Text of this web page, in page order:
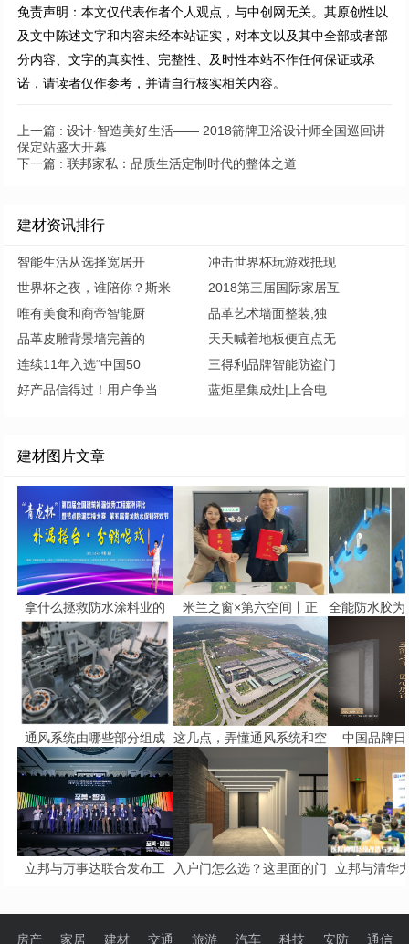
免责声明：本文仅代表作者个人观点，与中创网无关。其原创性以
及文中陈述文字和内容未经本站证实，对本文以及其中全部或者部
分内容、文字的真实性、完整性、及时性本站不作任何保证或承
诺，请读者仅作参考，并请自行核实相关内容。
上一篇 : 设计·智造美好生活—— 2018箭牌卫浴设计师全国巡回讲
保定站盛大开幕
下一篇 : 联邦家私：品质生活定制时代的整体之道
建材资讯排行
智能生活从选择宽居开
冲击世界杯玩游戏抵现
世界杯之夜，谁陪你？斯米
2018第三届国际家居互
唯有美食和商帝智能厨
品革艺术墙面整装,独
品革皮雕背景墙完善的
天天喊着地板便宜点无
连续11年入选“中国50
三得利品牌智能防盗门
好产品信得过！用户争当
蓝炬星集成灶|上合电
建材图片文章
拿什么拯救防水涂料业的 米兰之窗×第六空间丨正 全能防水胶
通风系统由哪些部分组成 这几点，弄懂通风系统和空 中国品牌
立邦与万事达联合发布工 入户门怎么选？这里面的门 立邦与清华
房产 家居 建材 交通 旅游 汽车 科技 安防 通信